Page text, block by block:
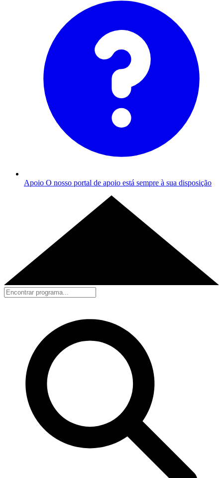
Apoio O nosso portal de apoio está sempre à sua disposição